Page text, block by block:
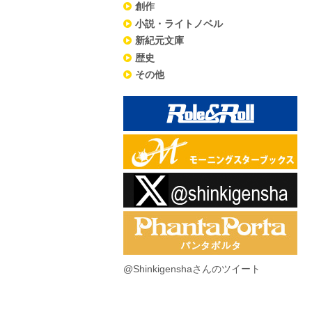
創作
小説・ライトノベル
新紀元文庫
歴史
その他
@Shinkigenshaさんのツイート